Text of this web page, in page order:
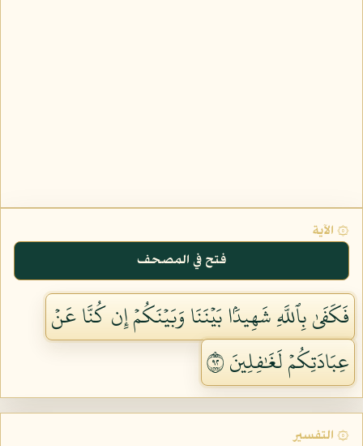
۞ الآية
فتح في المصحف
فَكَفَىٰ بِٱللَّهِ شَهِيدَۢا بَيۡنَنَا وَبَيۡنَكُمۡ إِن كُنَّا عَنۡ
عِبَادَتِكُمۡ لَغَٰفِلِينَ ٢٩
۞ التفسير